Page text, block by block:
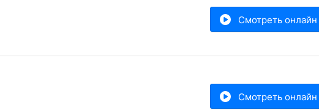
Смотреть онлайн
Смотреть онлайн